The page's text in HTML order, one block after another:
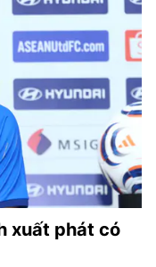
xuất phát có